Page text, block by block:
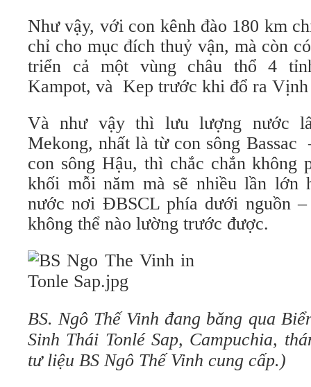
Như vậy, với con kênh đào 180 km
chỉ cho mục đích thuỷ vận, mà còn
triển cả một vùng châu thổ 4
Kampot, và Kep trước khi đổ ra
Và như vậy thì lưu lượng nước
Mekong, nhất là từ con sông Bassac
con sông Hậu, thì chắc chắn không
khối mỗi năm mà sẽ nhiều lần lớn
nước nơi ĐBSCL phía dưới nguồn
không thể nào lường trước được.
BS. Ngô Thế Vinh đang băng qua
Sinh Thái Tonlé Sap, Campuchia,
tư liệu BS Ngô Thế Vinh cung cấp.)